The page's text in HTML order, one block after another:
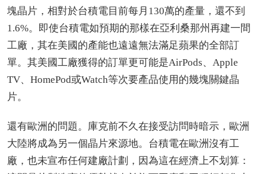
塊晶片，相對於台積電目前每月130萬的產量，還不到
1.6%。即使台積電如預期的那樣在亞利桑那州再建一間
工廠，其在美國的產能也遠遠無法滿足蘋果的全部訂
單。其美國工廠獲得的訂單更可能是AirPods、Apple
TV、HomePod或Watch等次要產品使用的幾塊關鍵晶
片。
還有歐洲的問題。庫克前不久在接受訪問時暗示，歐洲
大陸將成為另一個晶片來源地。台積電在歐洲沒有工
廠，也未宣布任何建廠計劃，因為這在經濟上不划算：